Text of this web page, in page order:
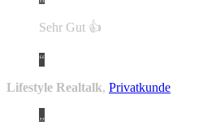
Sehr Gut 👍
Lifestyle Realtalk, Privatkunde